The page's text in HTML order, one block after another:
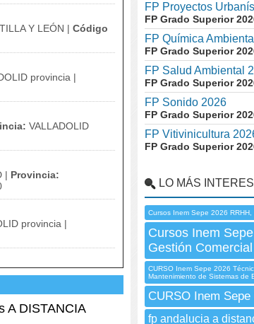
Y LEÓN | Código
provincia |
VALLADOLID
| Provincia:
provincia |
A DISTANCIA
FP Proyectos
FP Grado Superior
FP Química
FP Grado Superior
FP Salud Ambiental
FP Grado Superior
FP Sonido 2026
FP Grado Superior
FP Vitivinicultura
FP Grado Superior
LO MÁS
Cursos Inem Sepe 2026 RRHH,
Cursos Inem
Gestión Comercial
CURSO Inem Sepe 2026
Mantenimiento de Sistemas de
CURSO Inem
fp andalucia a